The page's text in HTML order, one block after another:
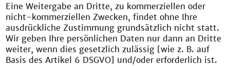
Eine Weitergabe an Dritte, zu kommerziellen oder
nicht-kommerziellen Zwecken, findet ohne Ihre
ausdrückliche Zustimmung grundsätzlich nicht statt.
Wir geben Ihre persönlichen Daten nur dann an Dritte
weiter, wenn dies gesetzlich zulässig [wie z. B. auf
Basis des Artikel 6 DSGVO] und/oder erforderlich ist.